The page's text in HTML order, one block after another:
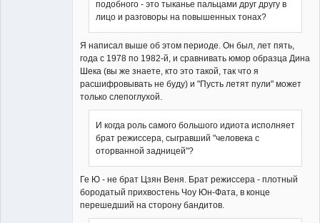
подобного - это тыканье пальцами друг другу в
лицо и разговоры на повышенных тонах?
Я написал выше об этом периоде. Он был, лет пять,
года с 1978 по 1982-й, и сравнивать юмор образца Дина
Шека (вы же знаете, кто это такой, так что я
расшифровывать не буду) и "Пусть летят пули" может
только слепоглухой.
И когда роль самого большого идиота исполняет
брат режиссера, сыгравший "человека с
оторванной задницей"?
Ге Ю - не брат Цзян Веня. Брат режиссера - плотный
бородатый прихвостень Чоу Юн-Фата, в конце
перешедший на сторону бандитов.